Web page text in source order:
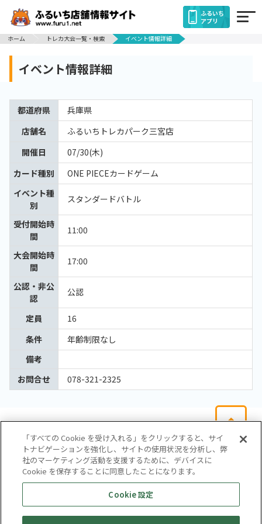
ふるいち
アプリ
ホーム
トレカ大会一覧・検索 イベント情報詳細
イベント情報詳細
都道府県
兵庫県
店舗名
ふるいちトレカパーク三宮店
開催日
07/30(木)
カード種別
ONE PIECEカードゲーム
イベント種
別
スタンダードバトル
受付開始時
間
11:00
大会開始時
間
17:00
公認・非公
認
公認
定員
16
条件
年齢制限なし
備考
お問合せ
078-321-2325
会社概要
サイトマップ
お問い合わせ
個人情報保護方針
株式会社テイツー
「すべての Cookie を受け入れる」をクリックすると、サイ
トナビゲーションを強化し、サイトの使用状況を分析し、弊
社のマーケティング活動を支援するために、デバイスに
Cookie を保存することに同意したことになります。
Cookie 設定